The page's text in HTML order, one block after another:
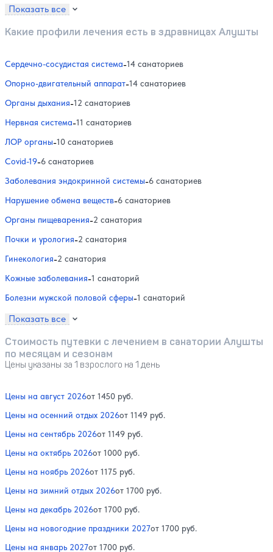
Показать все
Какие профили лечения есть в здравницах Алушты
Сердечно-сосудистая система-14 санаториев
Опорно-двигательный аппарат-14 санаториев
Органы дыхания-12 санаториев
Нервная система-11 санаториев
ЛОР органы-10 санаториев
Covid-19-6 санаториев
Заболевания эндокринной системы-6 санаториев
Нарушение обмена веществ-6 санаториев
Органы пищеварения-2 санатория
Почки и урология-2 санатория
Гинекология-2 санатория
Кожные заболевания-1 санаторий
Болезни мужской половой сферы-1 санаторий
Показать все
Стоимость путевки с лечением в санатории Алушты
по месяцам и сезонам
Цены указаны за 1 взрослого на 1 день
Цены на август 2026от 1450 руб.
Цены на осенний отдых 2026от 1149 руб.
Цены на сентябрь 2026от 1149 руб.
Цены на октябрь 2026от 1000 руб.
Цены на ноябрь 2026от 1175 руб.
Цены на зимний отдых 2026от 1700 руб.
Цены на декабрь 2026от 1700 руб.
Цены на новогодние праздники 2027от 1700 руб.
Цены на январь 2027от 1700 руб.